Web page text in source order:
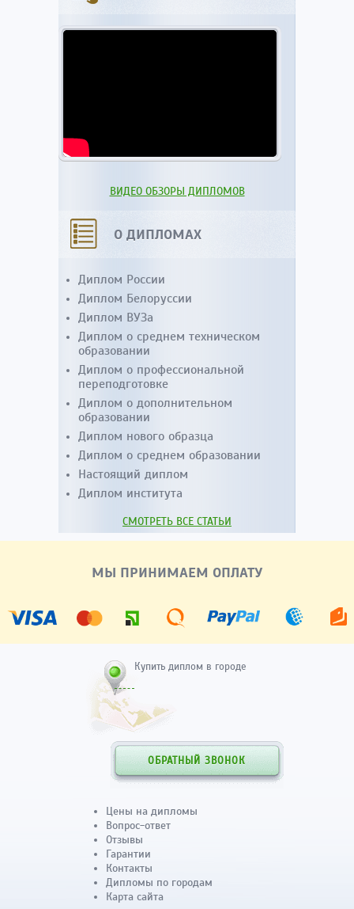
ВИДЕО ОБЗОРЫ ДИПЛОМОВ
О ДИПЛОМАХ
Диплом России
Диплом Белоруссии
Диплом ВУЗа
Диплом о среднем техническом
образовании
Диплом о профессиональной
переподготовке
Диплом о дополнительном
образовании
Диплом нового образца
Диплом о среднем образовании
Настоящий диплом
Диплом института
СМОТРЕТЬ ВСЕ СТАТЬИ
МЫ ПРИНИМАЕМ ОПЛАТУ
Купить диплом в городе
ОБРАТНЫЙ ЗВОНОК
Цены на дипломы
Вопрос-ответ
Отзывы
Гарантии
Контакты
Дипломы по городам
Карта сайта